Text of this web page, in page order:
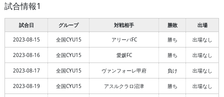
試合情報1
試合日 グループ 対戦相手 勝敗 出場
2023-08-15 全国CYU15 アリーバFC 勝ち 出場なし
2023-08-16 全国CYU15 愛媛FC 勝ち 出場なし
2023-08-17 全国CYU15 ヴァンフォーレ甲府 負け 出場なし
2023-08-19 全国CYU15 アスルクラロ沼津 勝ち 出場なし